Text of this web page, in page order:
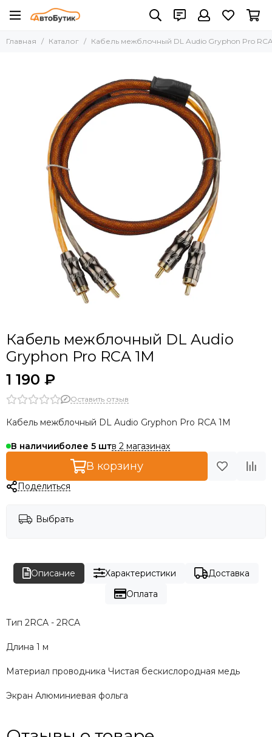
Главная Каталог Кабель межблочный DL Audio Gryphon Pro
Кабель межблочный DL Audio
Gryphon Pro RCA 1M
1 190 ₽
Оставить отзыв
Кабель межблочный DL Audio Gryphon Pro RCA 1M
В наличииболее 5 в 2 магазинах
В корзину
Поделиться
Выбрать
Описание Характеристики
Доставка
Оплата
Тип 2RCA - 2RCA
Длина 1 м
Материал проводника Чистая бескислородная медь
Экран Алюминиевая фольга